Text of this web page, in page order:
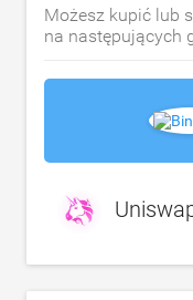
Możesz kupić lub
na następujących